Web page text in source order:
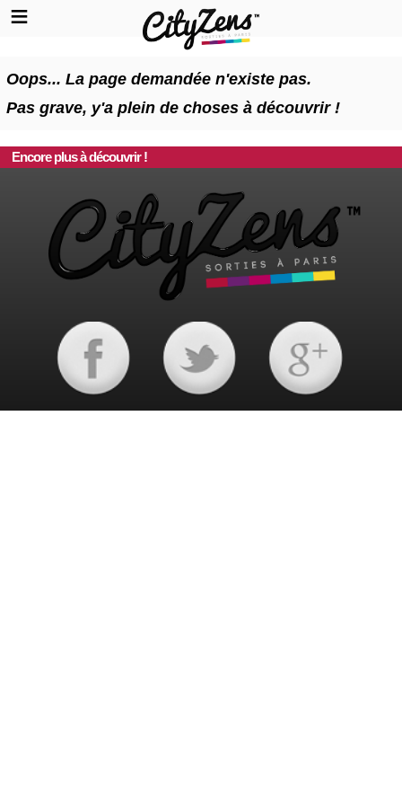
Oops... La page demandée n'existe pas.
Pas grave, y'a plein de choses à découvrir !
Encore plus à découvrir !